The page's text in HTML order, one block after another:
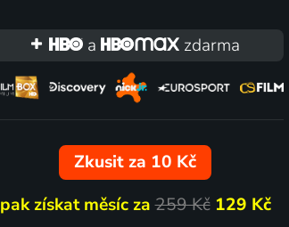
a zdarma
Zkusit za 10 Kč
pak získat měsíc za259 Kč 129 Kč